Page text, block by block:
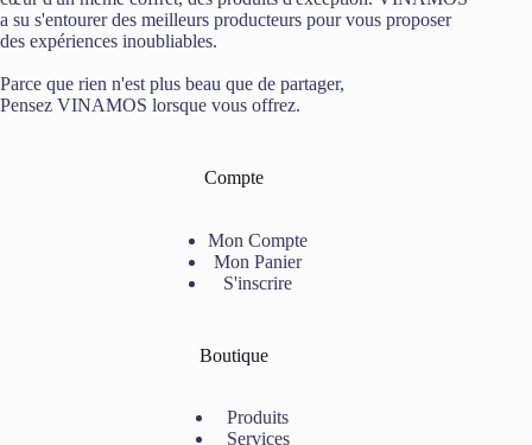
a su s'entourer des meilleurs producteurs pour vous proposer
des expériences inoubliables.
Parce que rien n'est plus beau que de partager,
Pensez VINAMOS lorsque vous offrez.
Compte
Mon Compte
Mon Panier
S'inscrire
Boutique
Produits
Services